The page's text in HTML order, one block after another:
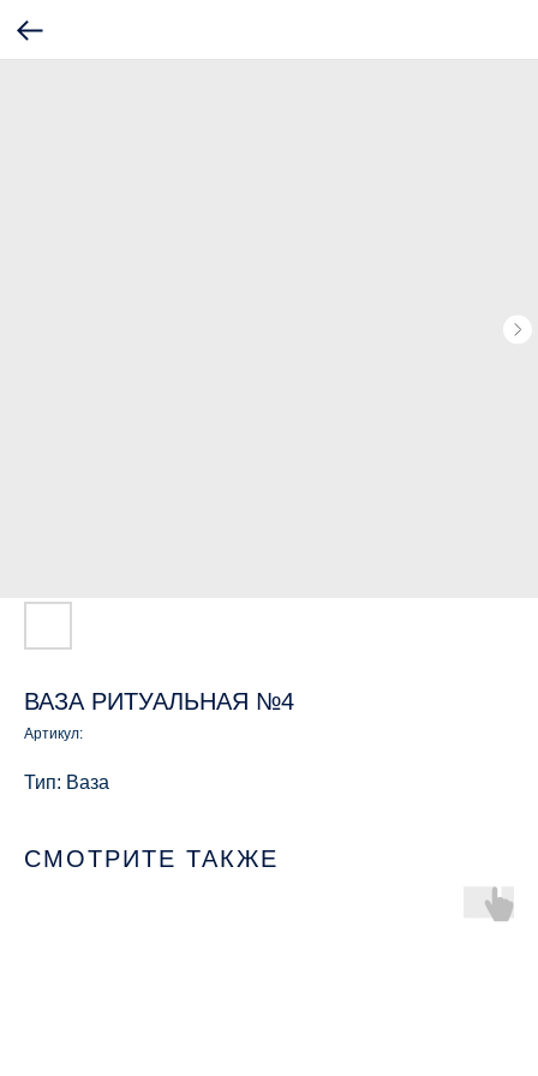
ВАЗА РИТУАЛЬНАЯ №4
Артикул:
Тип: Ваза
СМОТРИТЕ ТАКЖЕ